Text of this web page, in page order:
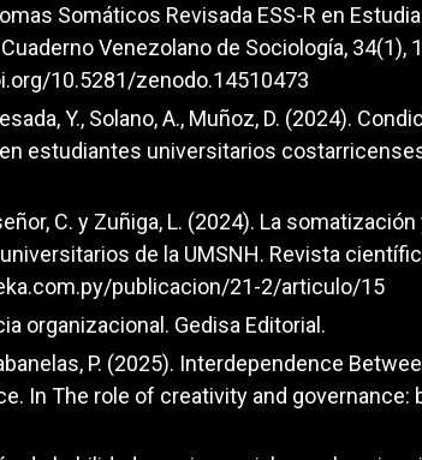
Somáticos Revisada ESS-R en
Venezolano de Sociología, 34(1),
10.5281/zenodo.14510473
Y., Solano, A., Muñoz, D. (2024).
estudiantes universitarios
C. y Zuñiga, L. (2024). La
de la UMSNH. Revista
publicacion/21-2/articulo/15
organizacional. Gedisa Editorial.
P. (2025). Interdependence
In The role of creativity and governance: